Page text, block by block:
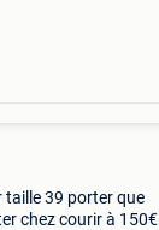
taille 39 porter que
chez courir à 150€